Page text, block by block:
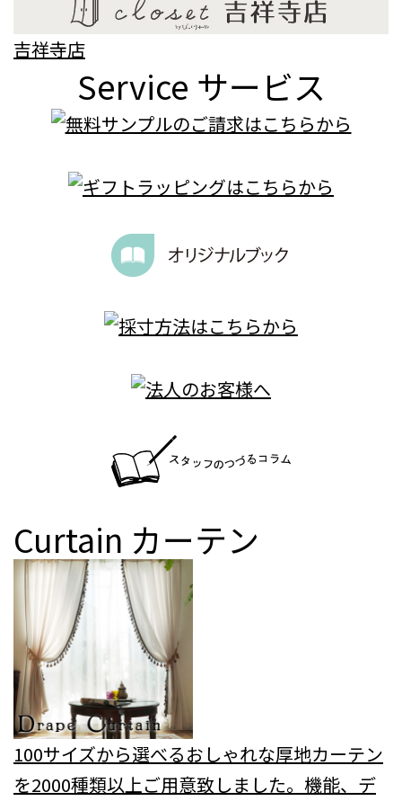
吉祥寺店
Service サービス
Curtain カーテン
100サイズから選べるおしゃれな厚地カーテン
を2000種類以上ご用意致しました。機能、デ